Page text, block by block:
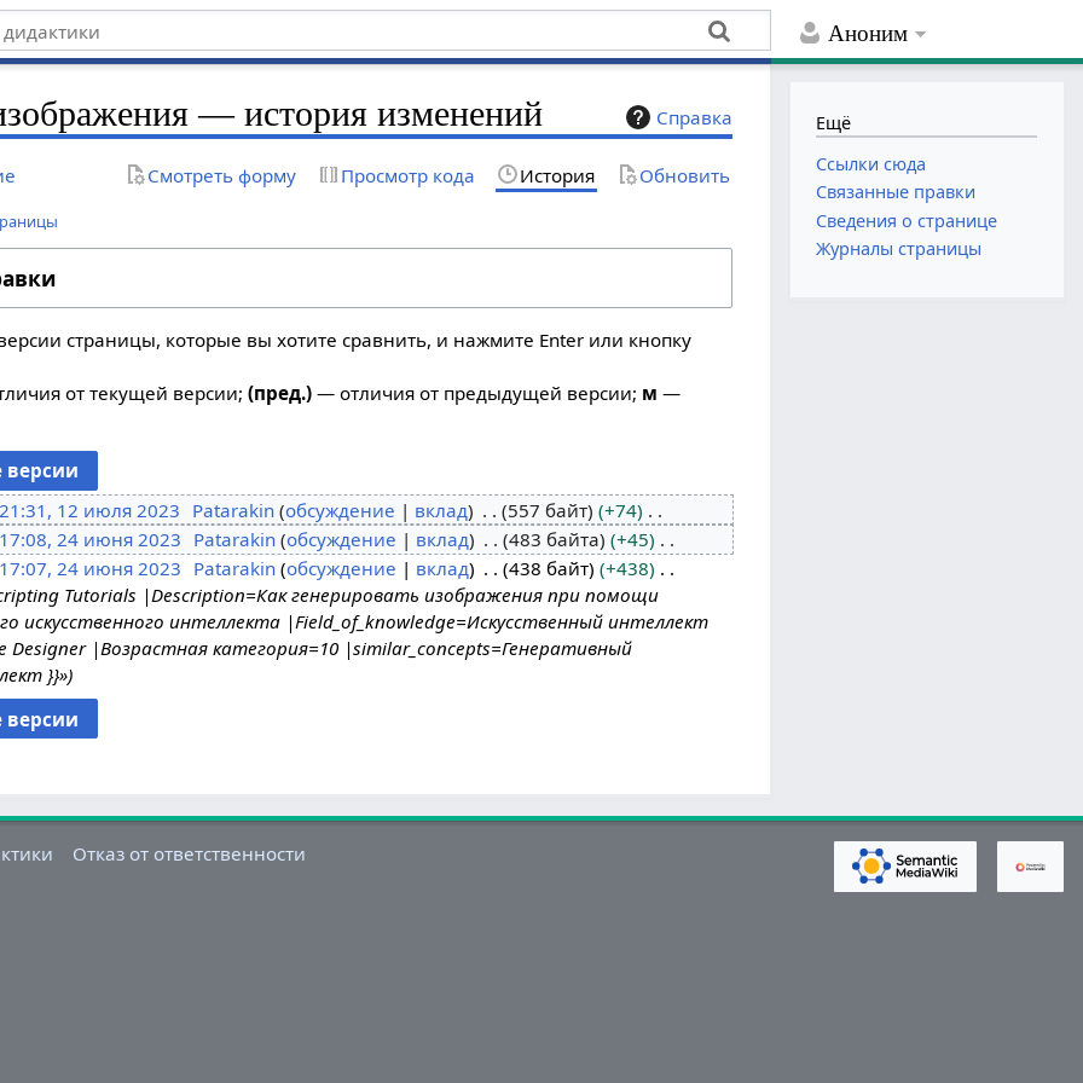
Аноним
Справка
— история изменений
Смотреть форму Просмотр кода История Обновить
страницы, которые вы хотите сравнить, и нажмите Enter или кнопку
от текущей версии;(пред.) — отличия от предыдущей версии; м —
21:31, 12 июля 2023 Patarakin обсуждение вклад 557 байт
+74
17:08, 24 июня 2023 Patarakin обсуждение вклад 483 байта
+45
17:07, 24 июня 2023 Patarakin обсуждение вклад 438 байт
+438
Tutorials |Description=Как генерировать изображения при помощи
искусственного интеллекта |Field_of_knowledge=Искусственный интеллект
Designer |Возрастная категория=10 |similar_concepts=Генеративный
}}»
Ещё
Ссылки сюда
Связанные правки
Сведения о странице
Журналы страницы
Отказ от ответственности